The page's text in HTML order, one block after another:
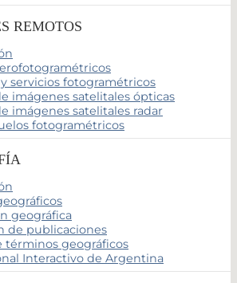
REMOTOS
servicios fotogramétricos
imágenes satelitales ópticas
imágenes satelitales radar
fotogramétricos
geográfica
de publicaciones
términos geográficos
Interactivo de Argentina